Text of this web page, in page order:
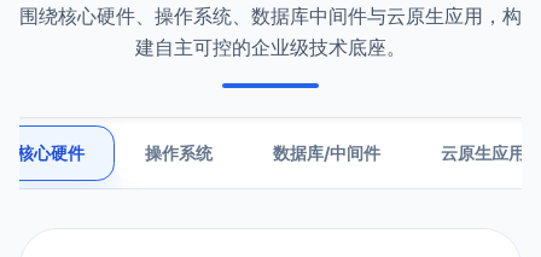
围绕核心硬件、操作系统、数据库中间件与云原生应用，构
建自主可控的企业级技术底座。
核心硬件 操作系统 数据库/中间件 云原生应用